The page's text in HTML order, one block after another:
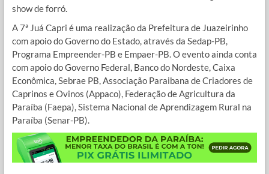
show de forró.
A 7ª Juá Capri é uma realização da Prefeitura de Juazeirinho
com apoio do Governo do Estado, através da Sedap-PB,
Programa Empreender-PB e Empaer-PB. O evento ainda conta
com apoio do Governo Federal, Banco do Nordeste, Caixa
Econômica, Sebrae PB, Associação Paraibana de Criadores de
Caprinos e Ovinos (Appaco), Federação de Agricultura da
Paraíba (Faepa), Sistema Nacional de Aprendizagem Rural na
Paraíba (Senar-PB).